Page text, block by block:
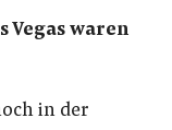
Vegas waren
in der